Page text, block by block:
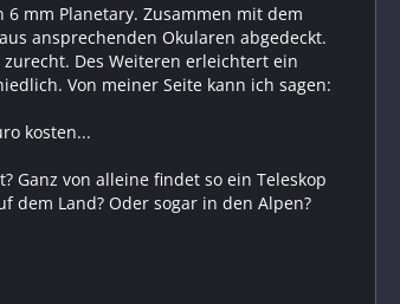
mm Planetary. Zusammen mit dem
ansprechenden Okularen abgedeckt.
Des Weiteren erleichtert ein
Von meiner Seite kann ich sagen:
kosten...
Ganz von alleine findet so ein Teleskop
dem Land? Oder sogar in den Alpen?